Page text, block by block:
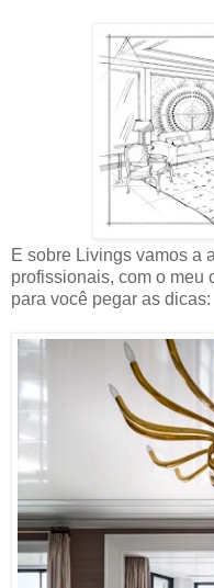
E sobre Livings vamos a
profissionais, com o meu
para você pegar as dicas: